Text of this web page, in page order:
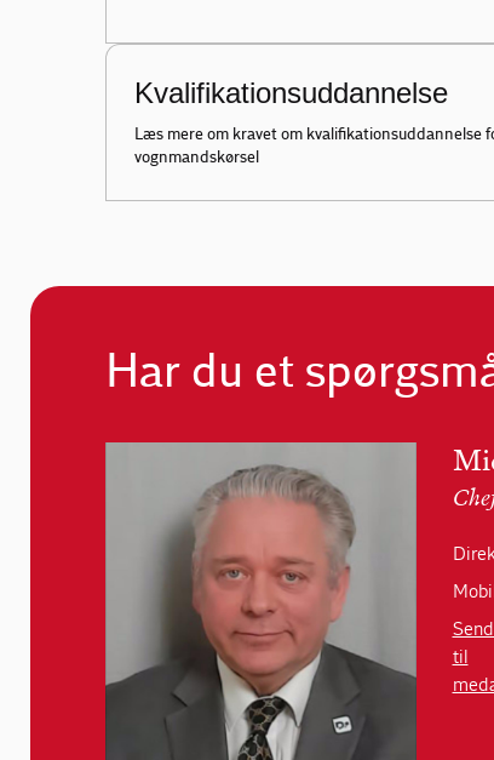
Kvalifikationsuddannelse
Læs mere om kravet om kvalifikationsuddannelse
vognmandskørsel
Har du et
til